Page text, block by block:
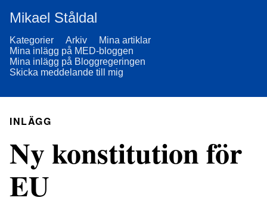
Mikael Ståldal
Kategorier Arkiv
Mina artiklar
Mina inlägg på MED-bloggen
Mina inlägg på Bloggregeringen
Skicka meddelande till mig
INLÄGG
Ny konstitution för
EU